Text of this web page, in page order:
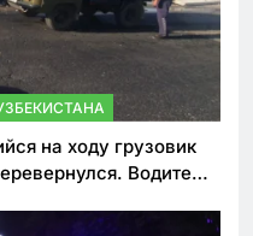
на ходу грузовик
Водитель